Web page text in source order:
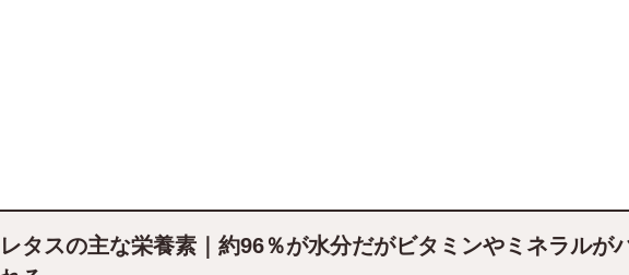
レタスの主な栄養素｜約96％が水分だがビタミンやミネラルが